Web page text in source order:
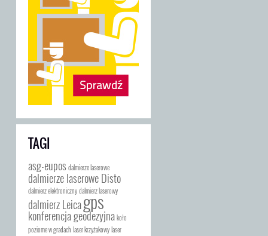
TAGI
asg-eupos dalmierze laserowe
dalmierze laserowe Disto
dalmierz elektroniczny dalmierz laserowy
dalmierz Leicagps
konferencja geodezyjna koło
poziome w gradach laser krzyżakowy laser